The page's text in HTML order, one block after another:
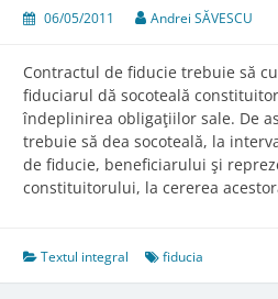
06/05/2011 Andrei SĂVESCU
Contractul de fiducie trebuie să
fiduciarul dă socoteală
îndeplinirea obligaţiilor sale. De
trebuie să dea socoteală, la
de fiducie, beneficiarului şi
constituitorului, la cererea
Textul integral fiducia